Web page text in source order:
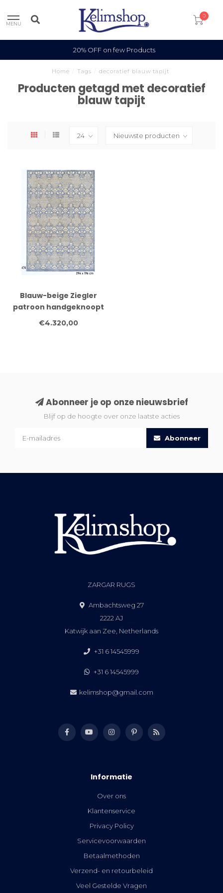
MENU
0
20% OFF on few Products
Home Tags decoratief blauw tapijt
Producten getagd met decoratief
blauw tapijt
Blauw-beige Ziegler
patroon handgeknoopt
wollen vloerkleed – 294
€4.320,00
Abonneer je op onze nieuwsbrief
Blijf op de hoogte over onze laatste acties
Abonneer
ZARGAR RUGS
Ambachtsweg 27
2222 AJ
Katwijk aan Zee, Netherlands
+31 6 14545999
+31 6 14545999
kelimshop@gmail.com
Informatie
Over ons
Klantenservice
Privacy Policy
Servicevoorwaarden
Betaalmethoden
Verzend- en retourbeleid
Veel Gestelde Vragen